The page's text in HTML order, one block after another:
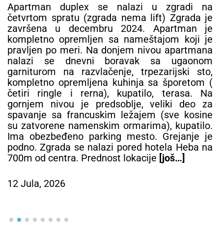
Apartman duplex se nalazi u zgradi na
četvrtom spratu (zgrada nema lift) Zgrada je
završena u decembru 2024. Apartman je
kompletno opremljen sa nameštajom koji je
pravljen po meri. Na donjem nivou apartmana
nalazi se dnevni boravak sa ugaonom
garniturom na razvlačenje, trpezarijski sto,
kompletno opremljena kuhinja sa šporetom (
četiri ringle i rerna), kupatilo, terasa. Na
gornjem nivou je predsoblje, veliki deo za
spavanje sa francuskim ležajem (sve kosine
su zatvorene namenskim ormarima), kupatilo.
Ima obezbeđeno parking mesto. Grejanje je
podno. Zgrada se nalazi pored hotela Heba na
700m od centra. Prednost lokacije [još…]
12 Jula, 2026